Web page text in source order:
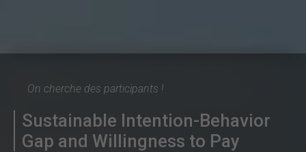
On cherche des participants !
Sustainable Intention-Behavior
Gap and Willingness to Pay